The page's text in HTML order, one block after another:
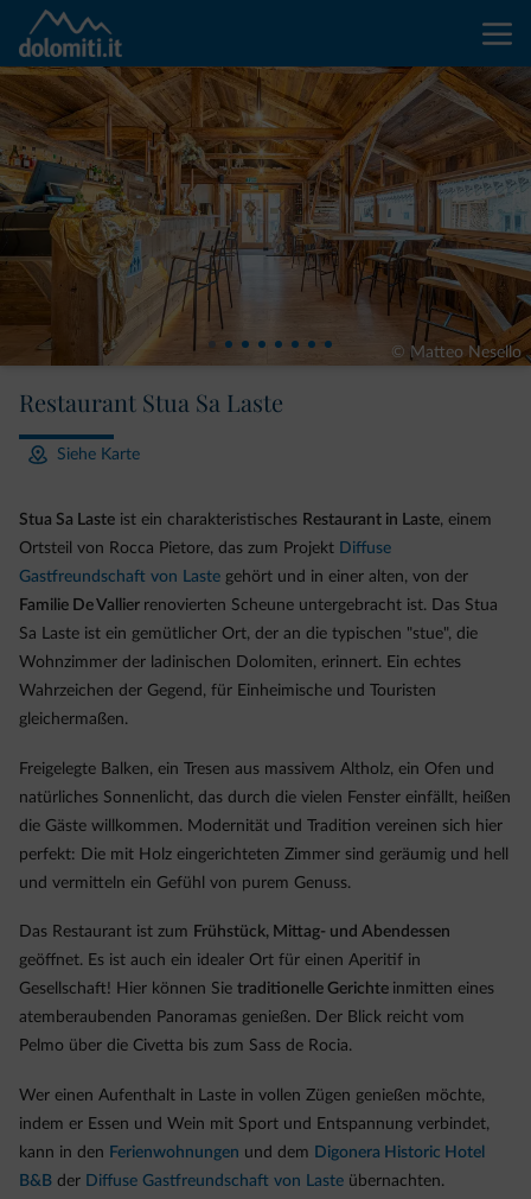
© Matteo Nesello
Restaurant Stua Sa Laste
Siehe Karte
Stua Sa Laste ist ein charakteristisches Restaurant in Laste, einem
Ortsteil von Rocca Pietore, das zum Projekt Diffuse
Gastfreundschaft von Laste gehört und in einer alten, von der
Familie De Vallier renovierten Scheune untergebracht ist. Das Stua
Sa Laste ist ein gemütlicher Ort, der an die typischen "stue", die
Wohnzimmer der ladinischen Dolomiten, erinnert. Ein echtes
Wahrzeichen der Gegend, für Einheimische und Touristen
gleichermaßen.
Freigelegte Balken, ein Tresen aus massivem Altholz, ein Ofen und
natürliches Sonnenlicht, das durch die vielen Fenster einfällt, heißen
die Gäste willkommen. Modernität und Tradition vereinen sich hier
perfekt: Die mit Holz eingerichteten Zimmer sind geräumig und hell
und vermitteln ein Gefühl von purem Genuss.
Das Restaurant ist zum Frühstück, Mittag- und Abendessen
geöffnet. Es ist auch ein idealer Ort für einen Aperitif in
Gesellschaft! Hier können Sie traditionelle Gerichte inmitten eines
atemberaubenden Panoramas genießen. Der Blick reicht vom
Pelmo über die Civetta bis zum Sass de Rocia.
Wer einen Aufenthalt in Laste in vollen Zügen genießen möchte,
indem er Essen und Wein mit Sport und Entspannung verbindet,
kann in den Ferienwohnungen und dem Digonera Historic Hotel
B&B der Diffuse Gastfreundschaft von Laste übernachten.